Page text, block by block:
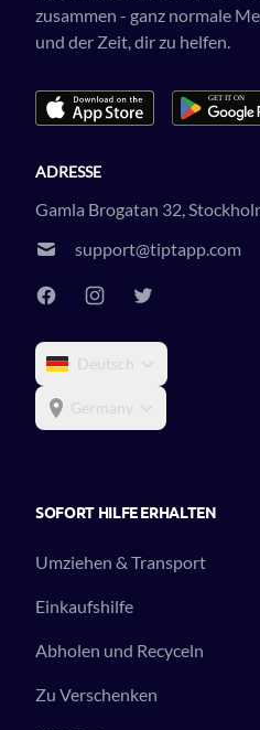
zusammen - ganz normale
und der Zeit, dir zu helfen.
ADRESSE
Gamla Brogatan 32,
support@tiptapp.com
Deutsch
Germany
SOFORT HILFE ERHALTEN
Umziehen & Transport
Einkaufshilfe
Abholen und Recyceln
Zu Verschenken